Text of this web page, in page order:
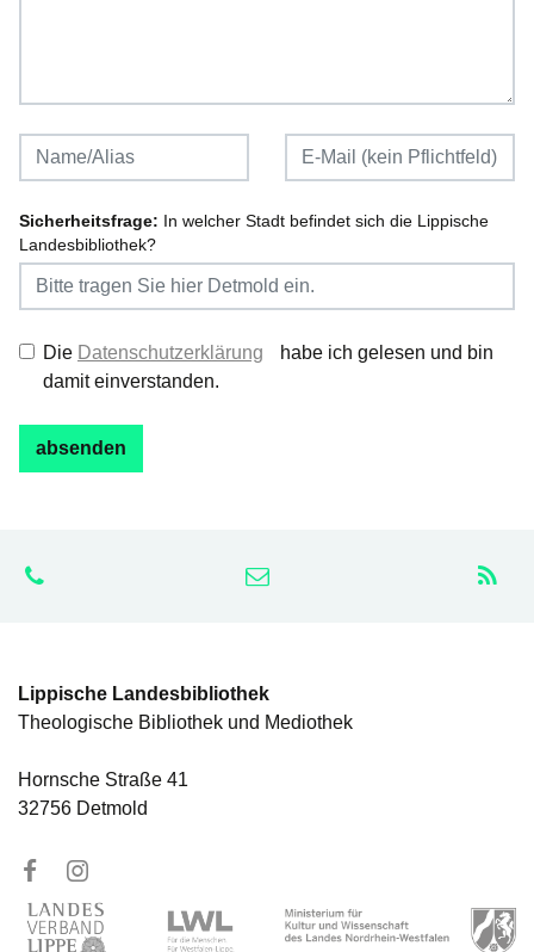
Sicherheitsfrage: In welcher Stadt befindet sich die Lippische
Landesbibliothek?
Die Datenschutzerklärung
habe ich gelesen und bin
damit einverstanden.
Lippische Landesbibliothek
Theologische Bibliothek und Mediothek
Hornsche Straße 41
32756 Detmold